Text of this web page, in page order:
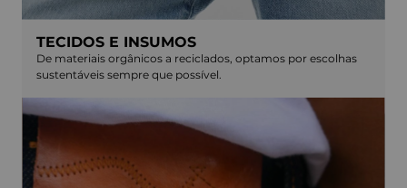
TECIDOS E INSUMOS
De materiais orgânicos a reciclados, optamos por escolhas
sustentáveis sempre que possível.